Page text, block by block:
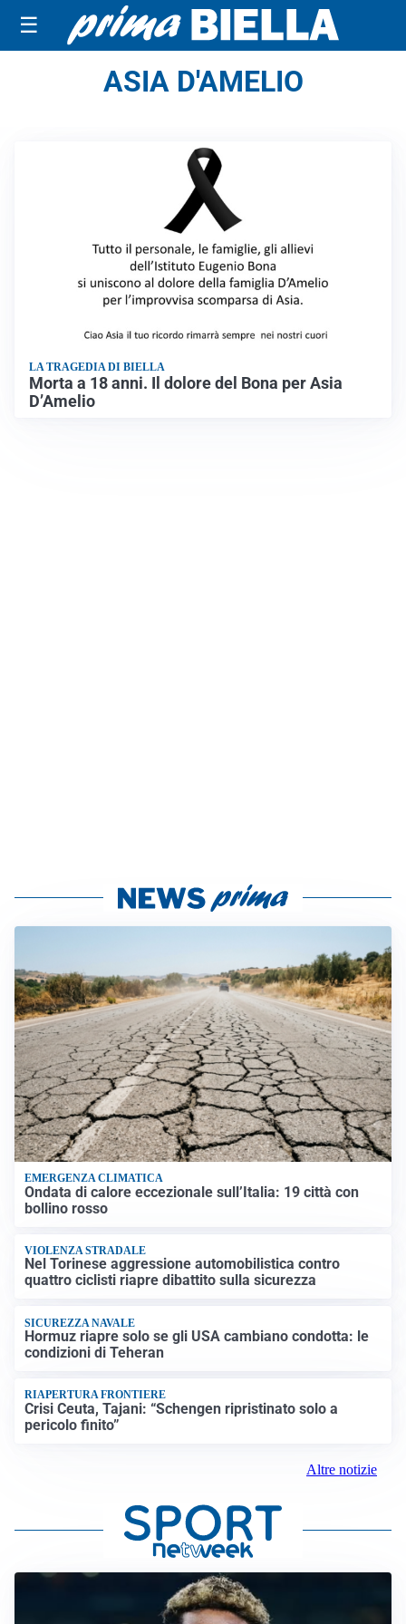
☰
ASIA D'AMELIO
LA TRAGEDIA DI BIELLA
Morta a 18 anni. Il dolore del Bona per Asia
D’Amelio
EMERGENZA CLIMATICA
Ondata di calore eccezionale sull’Italia: 19 città con
bollino rosso
VIOLENZA STRADALE
Nel Torinese aggressione automobilistica contro
quattro ciclisti riapre dibattito sulla sicurezza
SICUREZZA NAVALE
Hormuz riapre solo se gli USA cambiano condotta: le
condizioni di Teheran
RIAPERTURA FRONTIERE
Crisi Ceuta, Tajani: “Schengen ripristinato solo a
pericolo finito”
Altre notizie